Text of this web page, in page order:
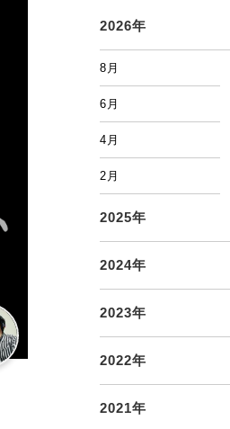
2026年
8月
6月
4月
2月
2025年
2024年
2023年
2022年
2021年